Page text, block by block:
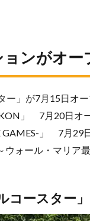
ンがオー
ー」が7月15日オ
」 7月20日オ
GAMES-」 7月29
ォール・マリア
コースター